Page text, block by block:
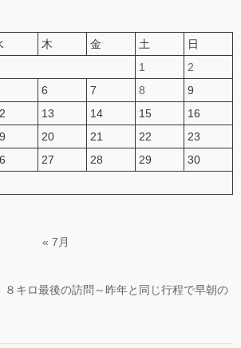
木 金 土
日
1
2
6 7 8
9
13 14 15
16
20 21 22
23
27 28 29
30
« 7月
キロ最後の訪問～昨年と同じ行程で早朝の